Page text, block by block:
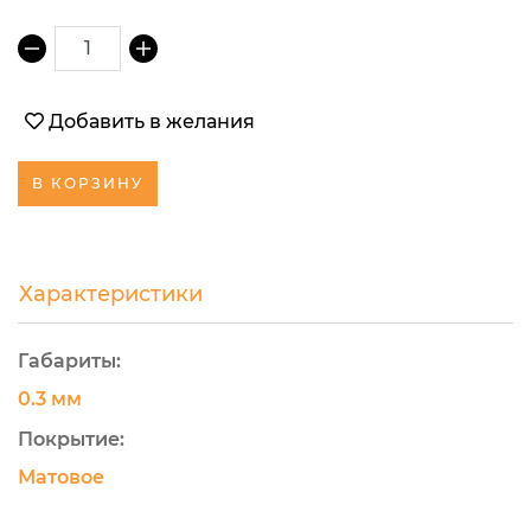
1
Добавить в желания
В КОРЗИНУ
Характеристики
Габариты:
0.3 мм
Покрытие:
Матовое